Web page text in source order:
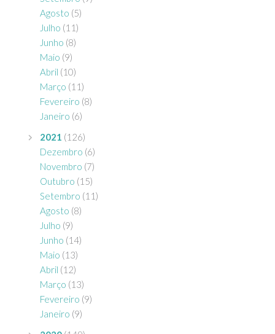
Agosto (5)
Julho (11)
Junho (8)
Maio (9)
Abril (10)
Março (11)
Fevereiro (8)
Janeiro (6)
2021 (126)
Dezembro (6)
Novembro (7)
Outubro (15)
Setembro (11)
Agosto (8)
Julho (9)
Junho (14)
Maio (13)
Abril (12)
Março (13)
Fevereiro (9)
Janeiro (9)